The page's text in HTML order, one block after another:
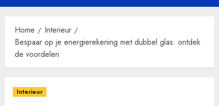
Menu
Home
Interieur
Bespaar op je energierekening met dubbel glas: ontdek
de voordelen
Interieur